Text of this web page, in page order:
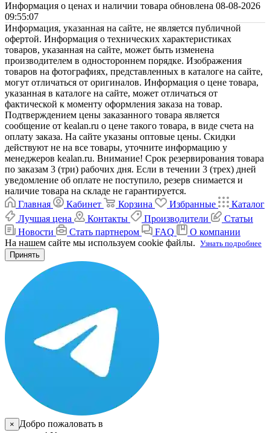
Информация о ценах и наличии товара обновлена 08-08-2026
09:55:07
Информация, указанная на сайте, не является публичной
офертой. Информация о технических характеристиках
товаров, указанная на сайте, может быть изменена
производителем в одностороннем порядке. Изображения
товаров на фотографиях, представленных в каталоге на сайте,
могут отличаться от оригиналов. Информация о цене товара,
указанная в каталоге на сайте, может отличаться от
фактической к моменту оформления заказа на товар.
Подтверждением цены заказанного товара является
сообщение от kealan.ru о цене такого товара, в виде счета на
оплату заказа. На сайте указаны оптовые цены. Скидки
действуют не на все товары, уточните информацию у
менеджеров kealan.ru. Внимание! Срок резервирования товара
по заказам 3 (три) рабочих дня. Если в течении 3 (трех) дней
уведомление об оплате не поступило, резерв снимается и
наличие товара на складе не гарантируется.
Главная
Кабинет Корзина Избранные
Каталог
Лучшая цена
Контакты Производители
Статьи
Новости
Стать партнером FAQ
О компании
На нашем сайте мы используем cookie файлы. Узнать подробнее
Принять
×
Добро пожаловать в